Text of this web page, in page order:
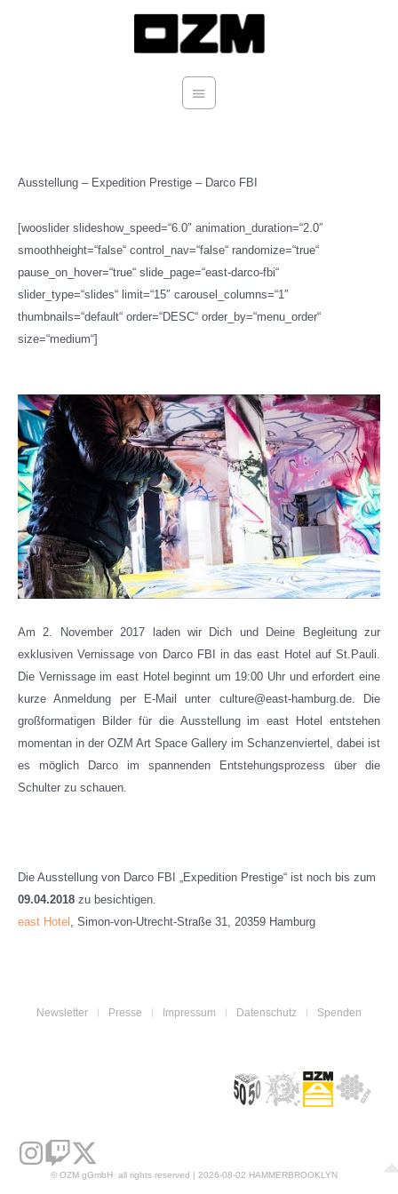
Hauptmenü
Ausstellung – Expedition Prestige – Darco FBI
[wooslider slideshow_speed=“6.0″ animation_duration=“2.0″
smoothheight=“false“ control_nav=“false“ randomize=“true“
pause_on_hover=“true“ slide_page=“east-darco-fbi“
slider_type=“slides“ limit=“15″ carousel_columns=“1″
thumbnails=“default“ order=“DESC“ order_by=“menu_order“
size=“medium“]
Am 2. November 2017 laden wir Dich und Deine Begleitung zur
exklusiven Vernissage von Darco FBI in das east Hotel auf St.Pauli.
Die Vernissage im east Hotel beginnt um 19:00 Uhr und erfordert eine
kurze Anmeldung per E-Mail unter culture@east-hamburg.de. Die
großformatigen Bilder für die Ausstellung im east Hotel entstehen
momentan in der OZM Art Space Gallery im Schanzenviertel, dabei ist
es möglich Darco im spannenden Entstehungsprozess über die
Schulter zu schauen.
Die Ausstellung von Darco FBI „Expedition Prestige“ ist noch bis zum
09.04.2018 zu besichtigen.
east Hotel , Simon-von-Utrecht-Straße 31, 20359 Hamburg
Newsletter Presse Impressum Datenschutz Spenden
© OZM gGmbH all rights reserved | 2026-08-02 HAMMERBROOKLYN